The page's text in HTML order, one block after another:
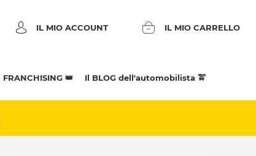
IL MIO ACCOUNT IL MIO CARRELLO
FRANCHISING 👑 Il BLOG dell'automobilista 🚖